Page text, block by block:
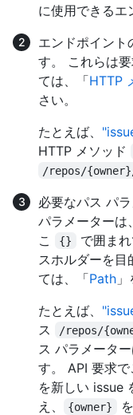
に使用できるエ
エンドポイント
す。 これらは
ては、「HTTP
さい。
たとえば、
HTTP メソッド
/repos/
必要なパス パ
パラメーターは
こ
{}
で囲ま
スホルダーを
ては、「Path
たとえば、
ス
/repos/
ス パラメータ
す。 API 要求で
を新しい issue
え、
{owner}